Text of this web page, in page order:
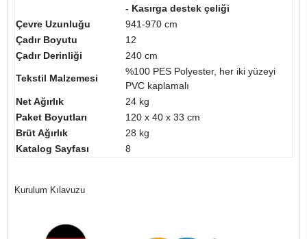
- Kasırga destek çeliği
Çevre Uzunluğu
941-970 cm
Çadır Boyutu
12
Çadır Derinliği
240 cm
Tekstil Malzemesi
%100 PES Polyester, her iki yüzeyi
PVC kaplamalı
Net Ağırlık
24 kg
Paket Boyutları
120 x 40 x 33 cm
Brüt Ağırlık
28 kg
Katalog Sayfası
8
Kurulum Kılavuzu